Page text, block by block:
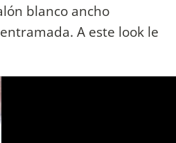
blanco ancho
A este look le